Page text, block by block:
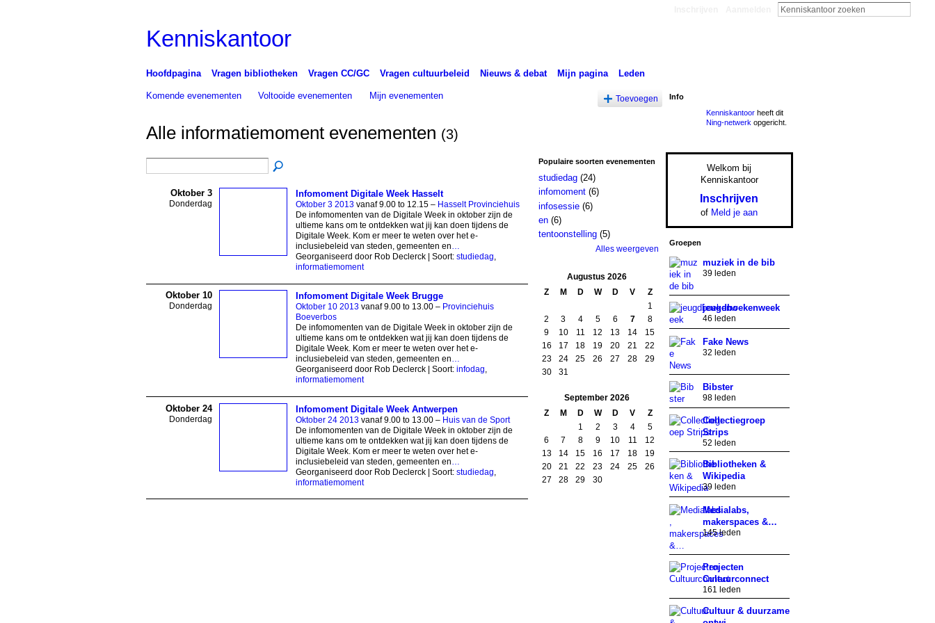
Kenniskantoor
Hoofdpagina Vragen bibliotheken Vragen CC/GC Vragen cultuurbeleid Nieuws & debat Mijn pagina Leden
Komende evenementen Voltooide evenementen Mijn evenementen Toevoegen
Alle informatiemoment evenementen (3)
Oktober 3
Donderdag
Infomoment Digitale Week Hasselt
Oktober 3 2013vanaf 9.00 to 12.15 – Hasselt Provinciehuis
De infomomenten van de Digitale Week in oktober zijn de
ultieme kans om te ontdekken wat jij kan doen tijdens de
Digitale Week. Kom er meer te weten over het e-
inclusiebeleid van steden, gemeenten en…
Georganiseerd door Rob Declerck | Soort: studiedag,
informatiemoment
Oktober 10
Donderdag
Infomoment Digitale Week Brugge
Oktober 10 2013vanaf 9.00 to 13.00 – Provinciehuis
Boeverbos
De infomomenten van de Digitale Week in oktober zijn de
ultieme kans om te ontdekken wat jij kan doen tijdens de
Digitale Week. Kom er meer te weten over het e-
inclusiebeleid van steden, gemeenten en…
Georganiseerd door Rob Declerck | Soort: infodag,
informatiemoment
Oktober 24
Donderdag
Infomoment Digitale Week Antwerpen
Oktober 24 2013vanaf 9.00 to 13.00 – Huis van de Sport
De infomomenten van de Digitale Week in oktober zijn de
ultieme kans om te ontdekken wat jij kan doen tijdens de
Digitale Week. Kom er meer te weten over het e-
inclusiebeleid van steden, gemeenten en
Georganiseerd door Rob Declerck | Soort: studiedag
informatiemoment
Populaire soorten evenementen
studiedag(24)
infomoment(6)
infosessie(6)
en(6)
tentoonstelling(5)
Alles weergeven
Augustus 2026
Z
M D W D V
Z
1
2
3 4 5 6 7
8
9
10 11 12 13 14
15
16
17 18 19 20 21
22
23
24 25 26 27 28
29
30
31
September 2026
Z
M D W D V
Z
1
2 3 4
5
6
7 8 9 10 11
12
13
14 15 16 17 18
19
20
21 22 23 24 25
26
27
28 29 30
Info
Kenniskantoorheeft dit
Ning-netwerk opgericht.
Welkom bij
Kenniskantoor
Inschrijven
of Meld je aan
Groepen
muziek in de bib
39 leden
jeugdboekenweek
46 leden
Fake News
32 leden
Bibster
98 leden
Collectiegroep
Strips
52 leden
Bibliotheken &
Wikipedia
39 leden
Medialabs,
makerspaces &…
145 leden
Projecten
Cultuurconnect
161 leden
Cultuur & duurzame